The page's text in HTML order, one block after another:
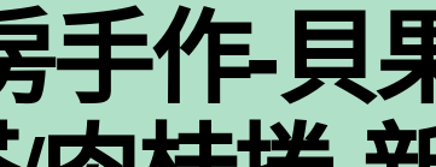
手作-貝